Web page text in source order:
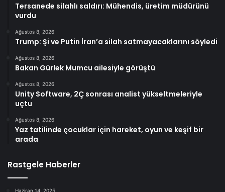
Tersanede silahlı saldırı: Mühendis, üretim müdürünü
vurdu
Ağustos 8, 2026
Trump: Şi ve Putin İran’a silah satmayacaklarını söyledi
Ağustos 8, 2026
Bakan Gürlek Mumcu ailesiyle görüştü
Ağustos 8, 2026
Unity Software, 2Ç sonrası analist yükseltmeleriyle
uçtu
Ağustos 8, 2026
Yaz tatilinde çocuklar için hareket, oyun ve keşif bir
arada
Rastgele Haberler
Haziran 14, 2025